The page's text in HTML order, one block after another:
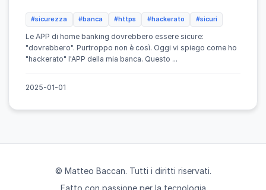
#sicurezza #banca #https #hackerato #sicuri
Le APP di home banking dovrebbero essere sicure:
"dovrebbero". Purtroppo non è così. Oggi vi spiego come ho
"hackerato" l'APP della mia banca. Questo ...
2025-01-01
© Matteo Baccan. Tutti i diritti riservati.
Fatto con passione per la tecnologia